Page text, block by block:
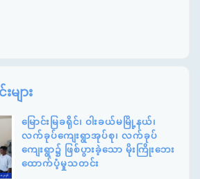
ျား
မြောင်းမြခရိုင်၊ ဝါးခယ်မမြို့နယ်၊
လက်ခုပ်ကျေးရွာအုပ်စု၊ လက်ခုပ်
ကျေးရွာ၌ ဖြစ်ပွားခဲ့သော မိုးကြိုးဘေး
ထောက်ပံ့မှုသတင်း